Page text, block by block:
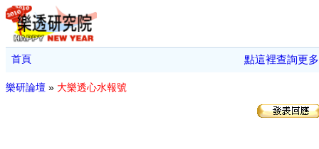
首頁 點這裡查詢更多
樂研論壇 » 大樂透心水報號